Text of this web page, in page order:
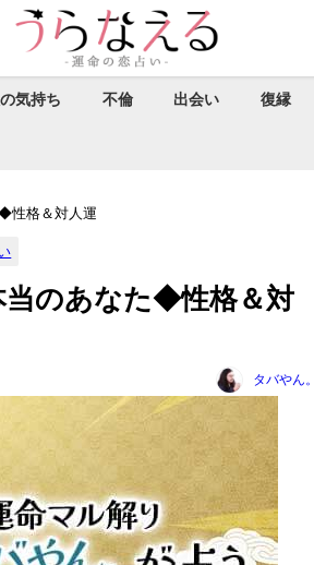
気持ち 不倫 出会い 復縁
性格＆対人運
当のあなた◆性格＆対
タバやん。